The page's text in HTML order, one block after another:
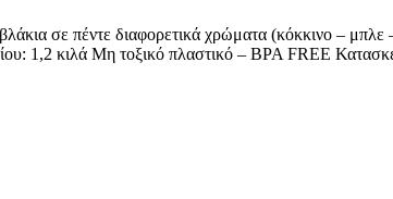
σε πέντε διαφορετικά χρώματα (κόκκινο –
1,2 κιλά Μη τοξικό πλαστικό – BPA FREE